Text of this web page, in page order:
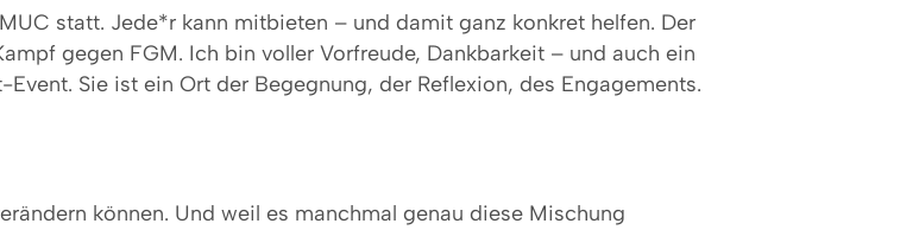
statt. Jede*r kann mitbieten – und damit ganz konkret helfen. Der
gegen FGM. Ich bin voller Vorfreude, Dankbarkeit – und auch ein
Sie ist ein Ort der Begegnung, der Reflexion, des Engagements.
können. Und weil es manchmal genau diese Mischung